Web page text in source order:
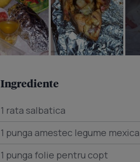
Ingrediente
1 rata salbatica
1 punga amestec legume
1 punga folie pentru copt